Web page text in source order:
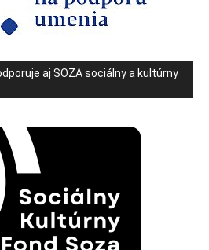
aj SOZA sociálny a kultúrny